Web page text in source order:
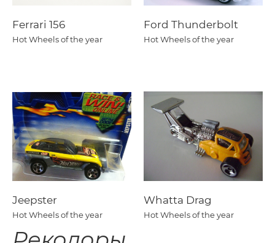
Ferrari 156
Hot Wheels of the year
Ford Thunderbolt
Hot Wheels of the year
Jeepster
Hot Wheels of the year
Whatta Drag
Hot Wheels of the year